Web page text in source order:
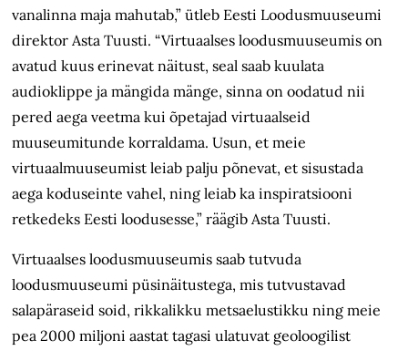
vanalinna maja mahutab,” ütleb Eesti Loodusmuuseumi
direktor Asta Tuusti. “Virtuaalses loodusmuuseumis on
avatud kuus erinevat näitust, seal saab kuulata
audioklippe ja mängida mänge, sinna on oodatud nii
pered aega veetma kui õpetajad virtuaalseid
muuseumitunde korraldama. Usun, et meie
virtuaalmuuseumist leiab palju põnevat, et sisustada
aega koduseinte vahel, ning leiab ka inspiratsiooni
retkedeks Eesti loodusesse,” räägib Asta Tuusti.
Virtuaalses loodusmuuseumis saab tutvuda
loodusmuuseumi püsinäitustega, mis tutvustavad
salapäraseid soid, rikkalikku metsaelustikku ning meie
pea 2000 miljoni aastat tagasi ulatuvat geoloogilist